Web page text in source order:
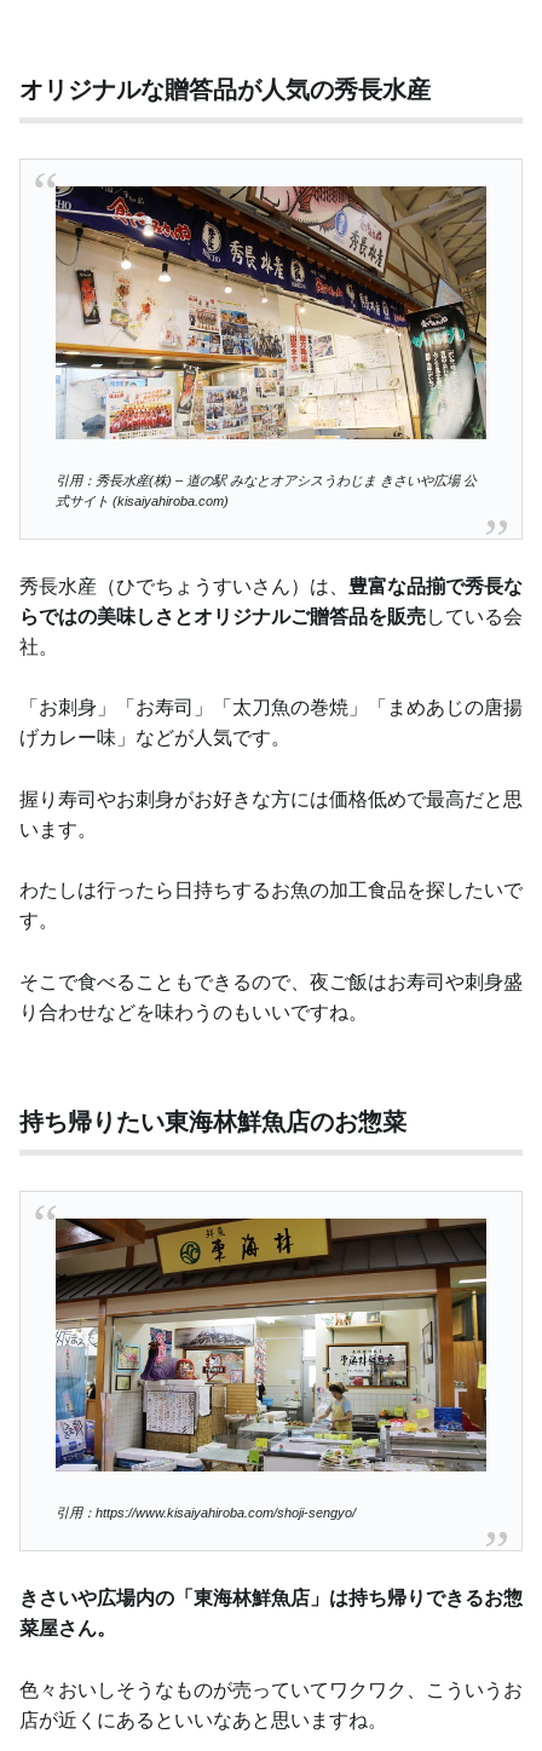
オリジナルな贈答品が人気の秀長水産
引用：秀長水産(株) – 道の駅 みなとオアシスうわじま きさいや広場 公
式サイト (kisaiyahiroba.com)
秀長水産（ひでちょうすいさん）は、 豊富な品揃で秀長な
らではの美味しさとオリジナルご贈答品を販売している会
社。
「お刺身」「お寿司」「太刀魚の巻焼」「まめあじの唐揚
げカレー味」などが人気です。
握り寿司やお刺身がお好きな方には価格低めで最高だと思
います。
わたしは行ったら日持ちするお魚の加工食品を探したいで
す。
そこで食べることもできるので、夜ご飯はお寿司や刺身盛
り合わせなどを味わうのもいいですね。
持ち帰りたい東海林鮮魚店のお惣菜
引用：https://www.kisaiyahiroba.com/shoji-sengyo/
きさいや広場内の「東海林鮮魚店」は持ち帰りできるお惣
菜屋さん。
色々おいしそうなものが売っていてワクワク、こういうお
店が近くにあるといいなあと思いますね。